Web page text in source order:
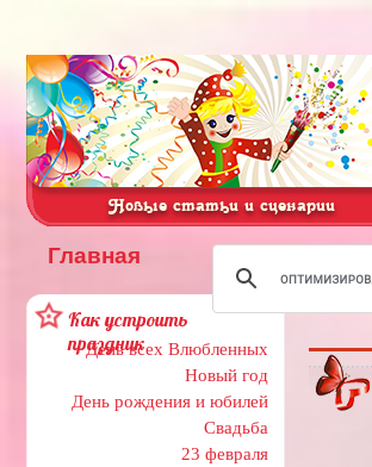
Новые статьи и сценарии
Главная
Как устроить
праздник
День всех Влюбленных
Новый год
День рождения и юбилей
Свадьба
23 февраля